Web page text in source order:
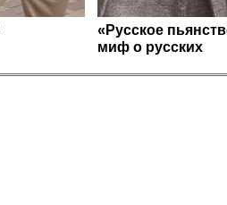
«Русское
миф о русских